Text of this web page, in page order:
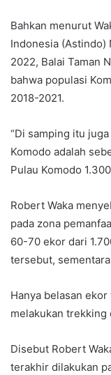
Bahkan menurut
Indonesia (Astindo)
2022, Balai Taman
bahwa populasi
2018-2021.
“Di samping itu
Komodo adalah
Pulau Komodo
Robert Waka
pada zona
60-70 ekor dari
tersebut,
Hanya belasan
melakukan trekking
Disebut Robert
terakhir dilakukan